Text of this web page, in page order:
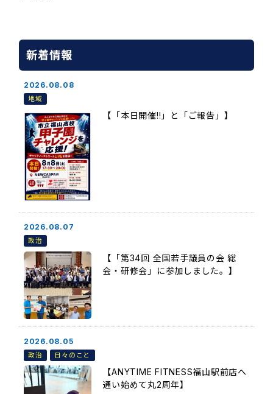
新着情報
2026.08.08
地域
【「本日開催!!」と「ご報告」】
2026.08.07
政治
【「第34回 全国若手議員の会 総
会・研修会」に参加しました。】
2026.08.05
政治 日々のこと
【ANYTIME FITNESS福山駅前店へ
通い始めて丸2周年】